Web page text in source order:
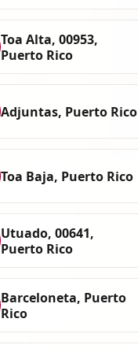
Toa Alta, 00953,
Puerto Rico
Adjuntas, Puerto Rico
Toa Baja, Puerto Rico
Utuado, 00641,
Puerto Rico
Barceloneta, Puerto
Rico